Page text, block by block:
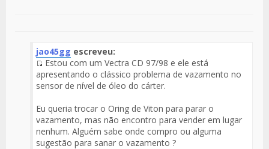
jao45gg escreveu:
Fuente
del
Estou com um Vectra CD 97/98 e ele está
apresentando o clássico problema de vazamento no
sensor de nível de óleo do cárter.
Eu queria trocar o Oring de Viton para parar o
vazamento, mas não encontro para vender em lugar
nenhum. Alguém sabe onde compro ou alguma
sugestão para sanar o vazamento ?